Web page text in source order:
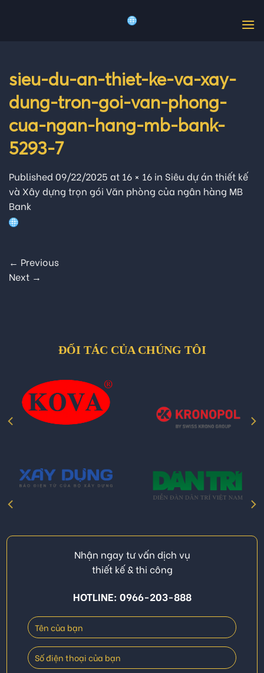
sieu-du-an-thiet-ke-va-xay-
dung-tron-goi-van-phong-
cua-ngan-hang-mb-bank-
5293-7
Published 09/22/2025 at 16 × 16 in Siêu dự án thiết kế
và Xây dựng trọn gói Văn phòng của ngân hàng MB
Bank
← Previous
Next →
ĐỐI TÁC CỦA CHÚNG TÔI
Nhận ngay tư vấn dịch vụ
thiết kế & thi công
HOTLINE: 0966-203-888